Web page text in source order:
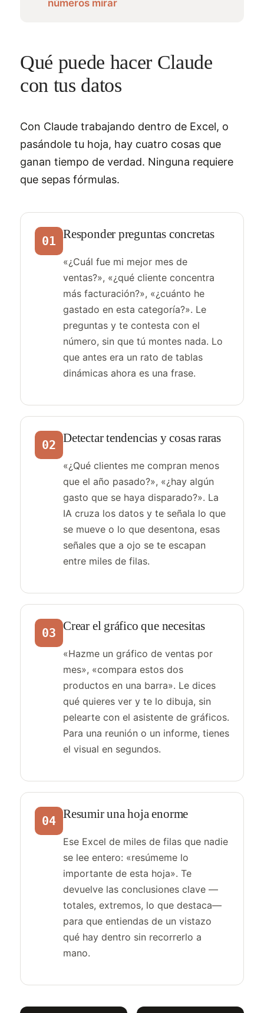
números mirar
Qué puede hacer Claude
con tus datos
Con Claude trabajando dentro de Excel, o
pasándole tu hoja, hay cuatro cosas que
ganan tiempo de verdad. Ninguna requiere
que sepas fórmulas.
01 Responder preguntas concretas
«¿Cuál fue mi mejor mes de
ventas?», «¿qué cliente concentra
más facturación?», «¿cuánto he
gastado en esta categoría?». Le
preguntas y te contesta con el
número, sin que tú montes nada. Lo
que antes era un rato de tablas
dinámicas ahora es una frase.
02 Detectar tendencias y cosas raras
«¿Qué clientes me compran menos
que el año pasado?», «¿hay algún
gasto que se haya disparado?». La
IA cruza los datos y te señala lo que
se mueve o lo que desentona, esas
señales que a ojo se te escapan
entre miles de filas.
03 Crear el gráfico que necesitas
«Hazme un gráfico de ventas por
mes», «compara estos dos
productos en una barra». Le dices
qué quieres ver y te lo dibuja, sin
pelearte con el asistente de gráficos.
Para una reunión o un informe, tienes
el visual en segundos.
04 Resumir una hoja enorme
Ese Excel de miles de filas que nadie
se lee entero: «resúmeme lo
importante de esta hoja». Te
devuelve las conclusiones clave —
totales, extremos, lo que destaca—
para que entiendas de un vistazo
qué hay dentro sin recorrerlo a
mano.